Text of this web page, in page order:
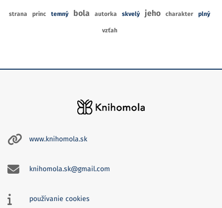
strana princ temný bola autorka skvelý jeho charakter plný
vzťah
www.knihomola.sk
knihomola.sk@gmail.com
používanie cookies